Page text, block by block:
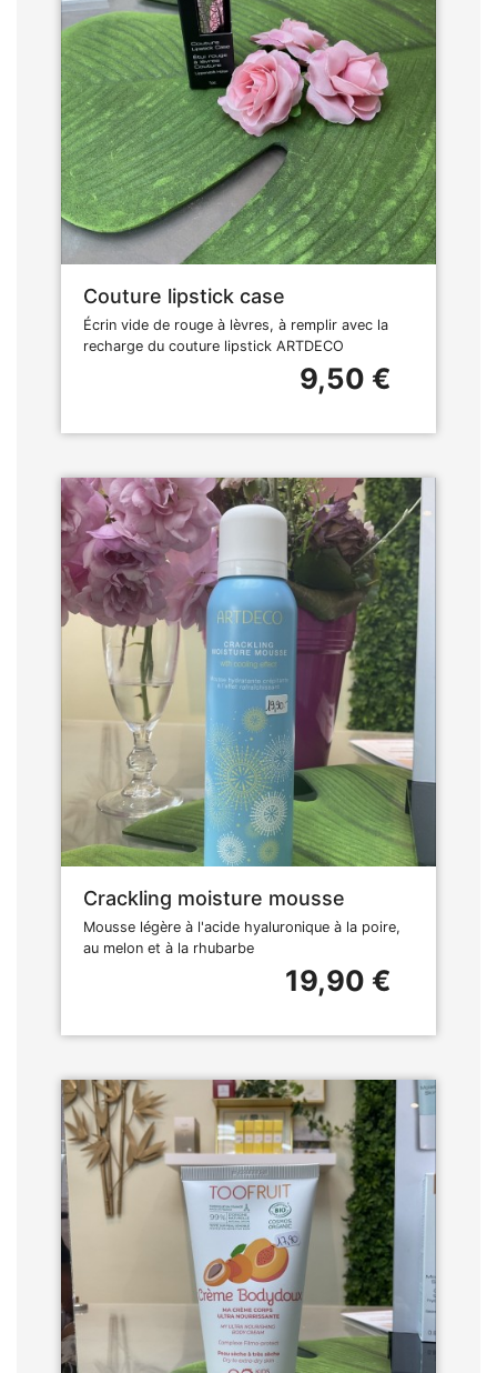
Couture lipstick case
Écrin vide de rouge à lèvres, à remplir avec la
recharge du couture lipstick ARTDECO
9,50 €
Crackling moisture mousse
Mousse légère à l'acide hyaluronique à la poire,
au melon et à la rhubarbe
19,90 €